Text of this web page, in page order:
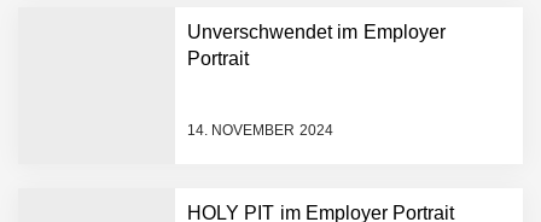
Unverschwendet im Employer
Portrait
14. NOVEMBER 2024
HOLY PIT im Employer Portrait
Tabuthema Schwitzen?
Dieses Salzburger Startup
hat die Lösung!
Crqlar: Wie ein